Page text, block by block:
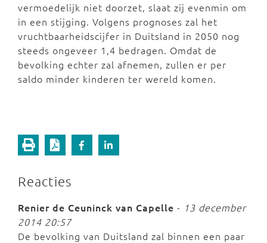
vermoedelijk niet doorzet, slaat zij evenmin om
in een stijging. Volgens prognoses zal het
vruchtbaarheidscijfer in Duitsland in 2050 nog
steeds ongeveer 1,4 bedragen. Omdat de
bevolking echter zal afnemen, zullen er per
saldo minder kinderen ter wereld komen.
Reacties
Renier de Ceuninck van Capelle - 13 december
2014 20:57
De bevolking van Duitsland zal binnen een paar